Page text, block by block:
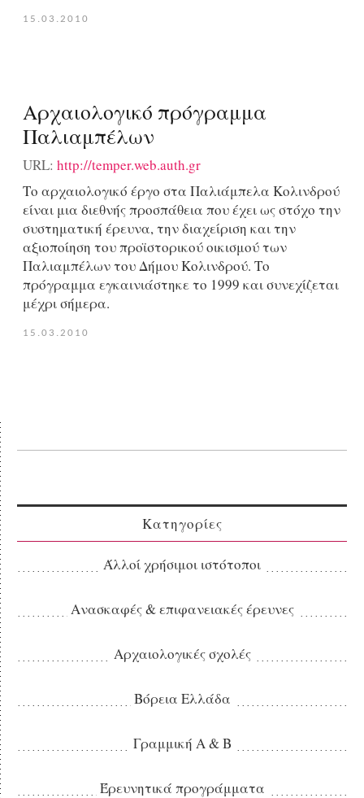
15.03.2010
Αρχαιολογικό πρόγραμμα
Παλιαμπέλων
URL: http://temper.web.auth.gr
Το αρχαιολογικό έργο στα Παλιάμπελα Κολινδρού
είναι μια διεθνής προσπάθεια που έχει ως στόχο την
συστηματική έρευνα, την διαχείριση και την
αξιοποίηση του προϊστορικού οικισμού των
Παλιαμπέλων του Δήμου Κολινδρού. Το
πρόγραμμα εγκαινιάστηκε το 1999 και συνεχίζεται
μέχρι σήμερα.
15.03.2010
Κατηγορίες
Άλλοί χρήσιμοι ιστότοποι
Ανασκαφές & επιφανειακές έρευνες
Αρχαιολογικές σχολές
Βόρεια Ελλάδα
Γραμμική Α & Β
Έρευνητικά προγράμματα